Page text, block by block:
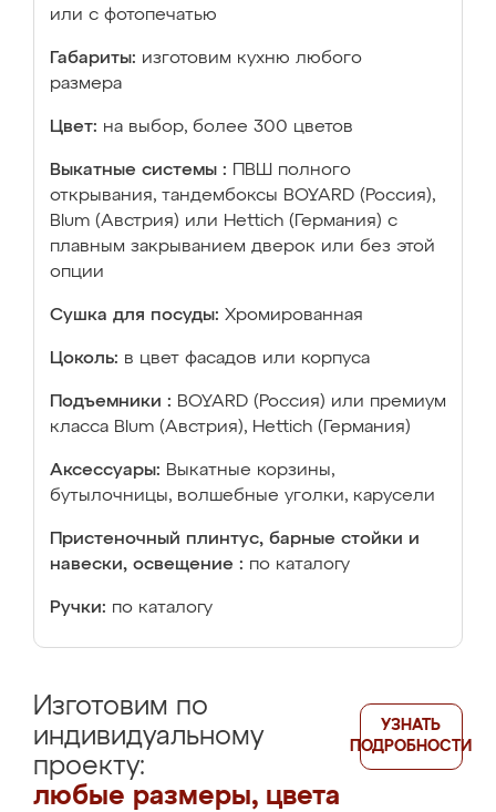
или с фотопечатью
Габариты: изготовим кухню любого
размера
Цвет: на выбор, более 300 цветов
Выкатные системы :
ПВШ полного
открывания, тандембоксы BOYARD (Россия),
Blum (Австрия) или Hettich (Германия) с
плавным закрыванием дверок или без этой
опции
Сушка для посуды: Хромированная
Цоколь: в цвет фасадов или корпуса
Подъемники : BOYARD (Россия) или премиум
класса Blum (Австрия), Hettich (Германия)
Аксессуары: Выкатные корзины,
бутылочницы, волшебные уголки, карусели
Пристеночный плинтус, барные стойки и
навески, освещение : по каталогу
Ручки: по каталогу
Изготовим по
индивидуальному
проекту:
любые размеры, цвета
УЗНАТЬ
ПОДРОБНОСТИ